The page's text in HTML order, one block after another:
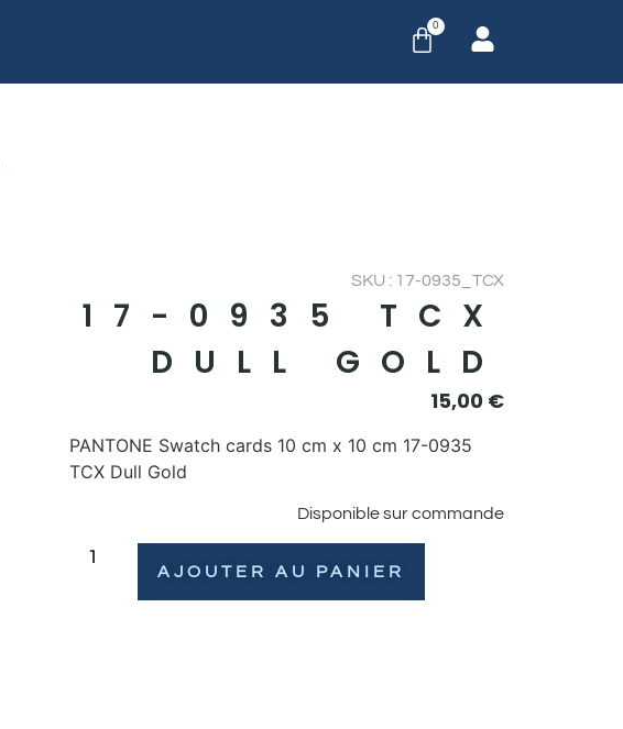
0
SKU : 17-0935_TCX
17-0935 TCX
DULL GOLD
15,00 €
PANTONE Swatch cards 10 cm x 10 cm 17-0935
TCX Dull Gold
Disponible sur commande
AJOUTER AU PANIER